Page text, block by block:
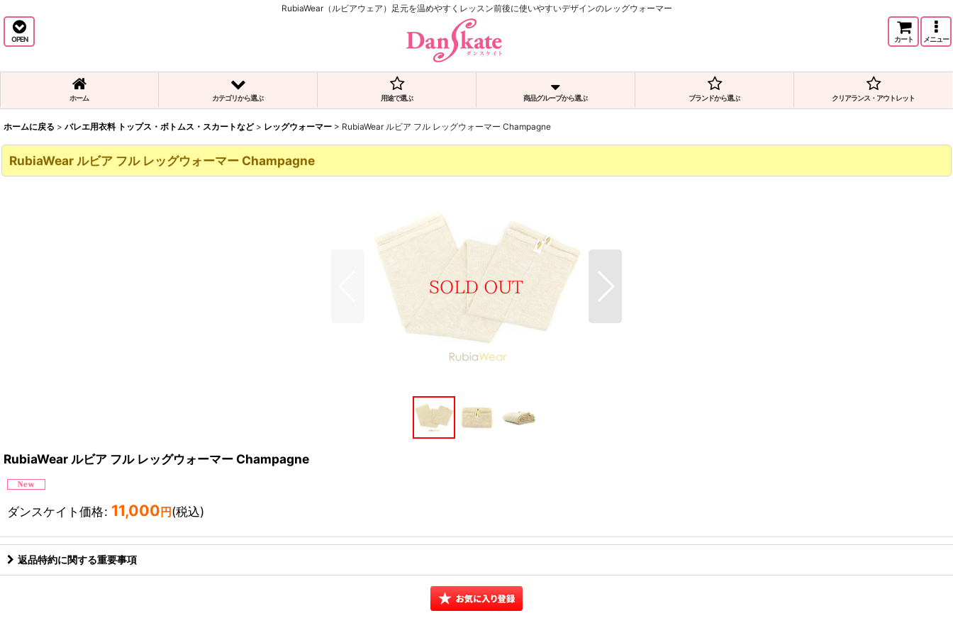
RubiaWear（ルビアウェア）足元を温めやすくレッスン前後に使いやすいデザインのレッグウォーマー
OPEN カート メニュー
ホーム カテゴリから選ぶ 用途で選ぶ 商品グループから選ぶ ブランドから選ぶ クリアランス・アウトレット
ホームに戻る > バレエ用衣料 トップス・ボトムス・スカートなど > レッグウォーマー > RubiaWear ルビア フル レッグウォーマー Champagne
RubiaWear ルビア フル レッグウォーマー Champagne
RubiaWear ルビア フル レッグウォーマー Champagne
ダンスケイト価格: 11,000 円 (税込)
返品特約に関する重要事項